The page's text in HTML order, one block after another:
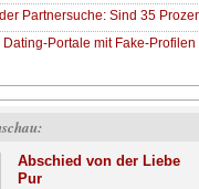
Partnersuche: Sind 35
Portale mit Fake-Profilen
Abschied von der Liebe
Pur